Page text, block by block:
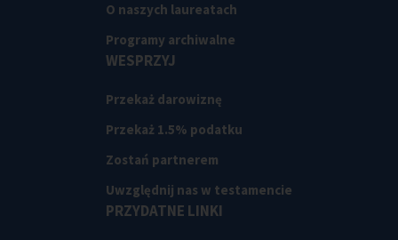
O naszych laureatach
Programy archiwalne
WESPRZYJ
Przekaż darowiznę
Przekaż 1.5% podatku
Zostań partnerem
Uwzględnij nas w testamencie
PRZYDATNE LINKI